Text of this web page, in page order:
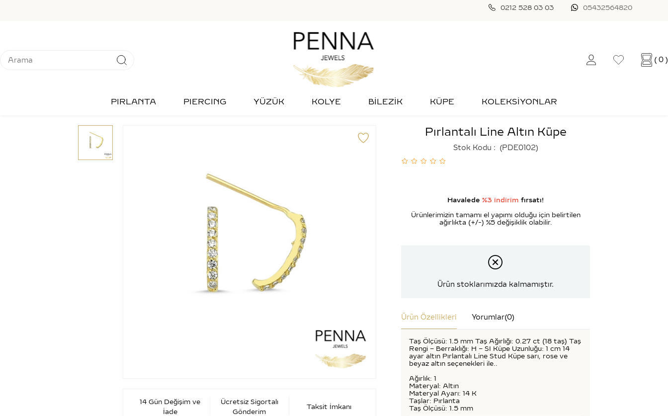
0212 528 03 03 05432564820
0
PIRLANTA PIERCING YÜZÜK KOLYE BİLEZİK KÜPE KOLEKSİYONLAR
14 Gün Değişim ve
İade
Ücretsiz Sigortalı
Gönderim
Taksit İmkanı
Pırlantalı Line Altın Küpe
Stok Kodu (PDE0102)
Havalede %3 indirim fırsatı!
Ürünlerimizin tamamı el yapımı olduğu için belirtilen
ağırlıkta (+/-) %5 değişiklik olabilir.
Ürün stoklarımızda kalmamıştır.
Ürün Özellikleri Yorumlar(0)
Taş Ölçüsü: 1.5 mm Taş Ağırlığı: 0.27 ct (18 taş) Taş
Rengi – Berraklığı: H – SI Küpe Uzunluğu: 1 cm 14
ayar altın Pırlantalı Line Stud Küpe sarı, rose ve
beyaz altın seçenekleri ile..
Ağırlık: 1
Materyal: Altın
Materyal Ayarı: 14 K
Taşlar: Pırlanta
Taş Ölçüsü: 1.5 mm